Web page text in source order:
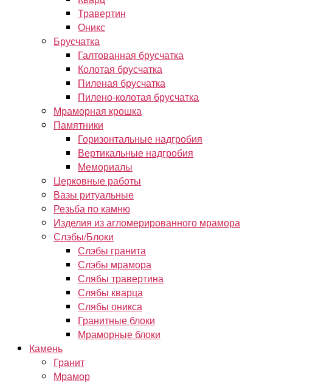
Травертин
Оникс
Брусчатка
Галтованная брусчатка
Колотая брусчатка
Пиленая брусчатка
Пилено-колотая брусчатка
Мраморная крошка
Памятники
Горизонтальные надгробия
Вертикальные надгробия
Мемориалы
Церковные работы
Вазы ритуальные
Резьба по камню
Изделия из агломерированного мрамора
Слэбы/Блоки
Слэбы гранита
Слэбы мрамора
Слябы травертина
Слябы кварца
Слябы оникса
Гранитные блоки
Мраморные блоки
Камень
Гранит
Мрамор